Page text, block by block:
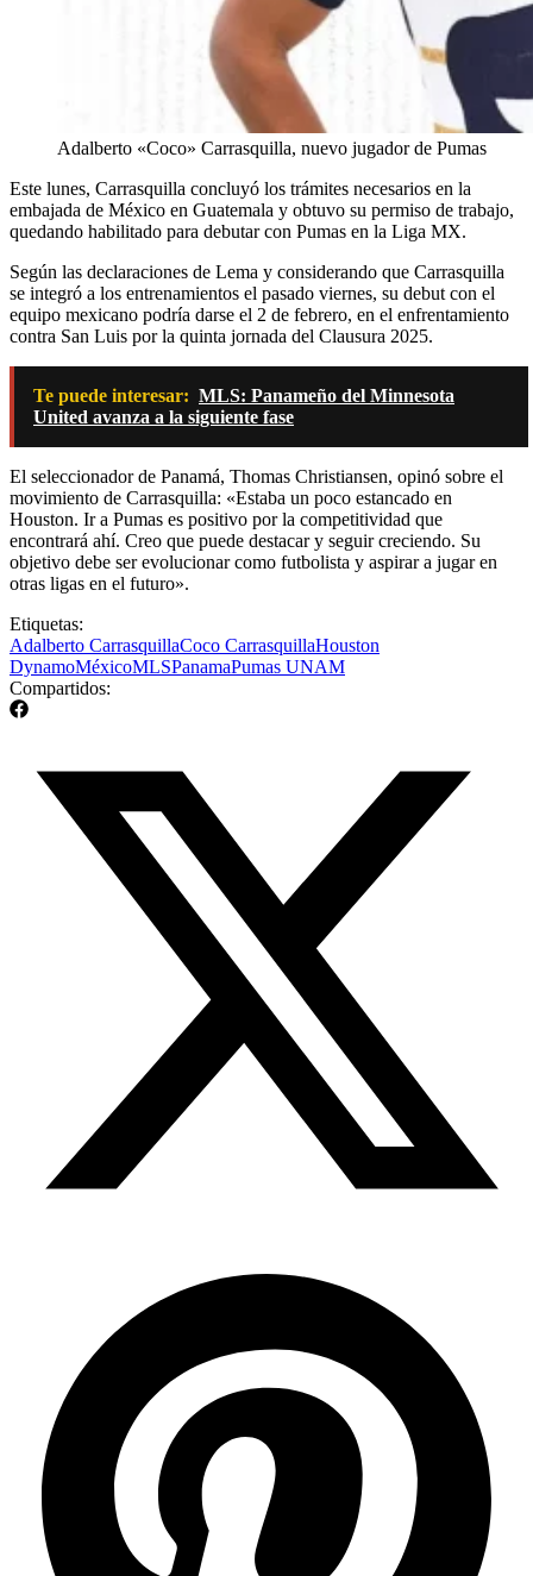
Adalberto «Coco» Carrasquilla, nuevo jugador de Pumas
Este lunes, Carrasquilla concluyó los trámites necesarios en la
embajada de México en Guatemala y obtuvo su permiso de trabajo,
quedando habilitado para debutar con Pumas en la Liga MX.
Según las declaraciones de Lema y considerando que Carrasquilla
se integró a los entrenamientos el pasado viernes, su debut con el
equipo mexicano podría darse el 2 de febrero, en el enfrentamiento
contra San Luis por la quinta jornada del Clausura 2025.
Te puede interesar: MLS: Panameño del Minnesota
United avanza a la siguiente fase
El seleccionador de Panamá, Thomas Christiansen, opinó sobre el
movimiento de Carrasquilla: «Estaba un poco estancado en
Houston. Ir a Pumas es positivo por la competitividad que
encontrará ahí. Creo que puede destacar y seguir creciendo. Su
objetivo debe ser evolucionar como futbolista y aspirar a jugar en
otras ligas en el futuro».
Etiquetas:
Adalberto CarrasquillaCoco CarrasquillaHouston
DynamoMéxicoMLSPanamaPumas UNAM
Compartidos: